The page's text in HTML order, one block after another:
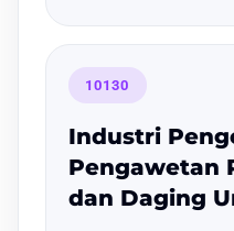
10130
Industri
Pengawetan
dan Daging